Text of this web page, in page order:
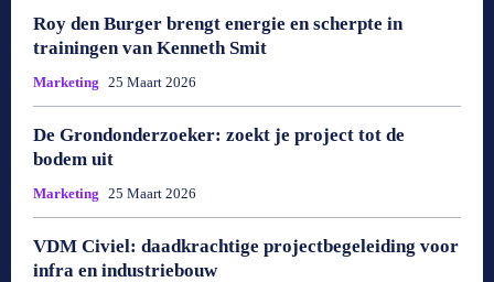
Roy den Burger brengt energie en scherpte in
trainingen van Kenneth Smit
Marketing 25 Maart 2026
De Grondonderzoeker: zoekt je project tot de
bodem uit
Marketing 25 Maart 2026
VDM Civiel: daadkrachtige projectbegeleiding voor
infra en industriebouw